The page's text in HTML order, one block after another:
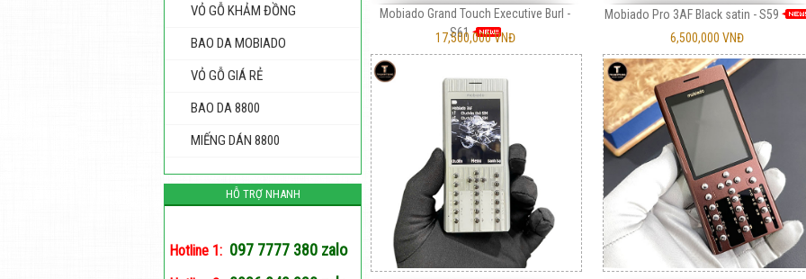
VỎ GỖ KHẢM ĐỒNG
BAO DA MOBIADO
VỎ GỖ GIÁ RẺ
BAO DA 8800
MIẾNG DÁN 8800
HỖ TRỢ NHANH
Hotline 1: 097 7777 380 zalo
Mobiado Grand Touch Executive Burl -
S61
17,500,000 VNĐ
Mobiado Pro 3AF Black satin - S59
6,500,000 VNĐ